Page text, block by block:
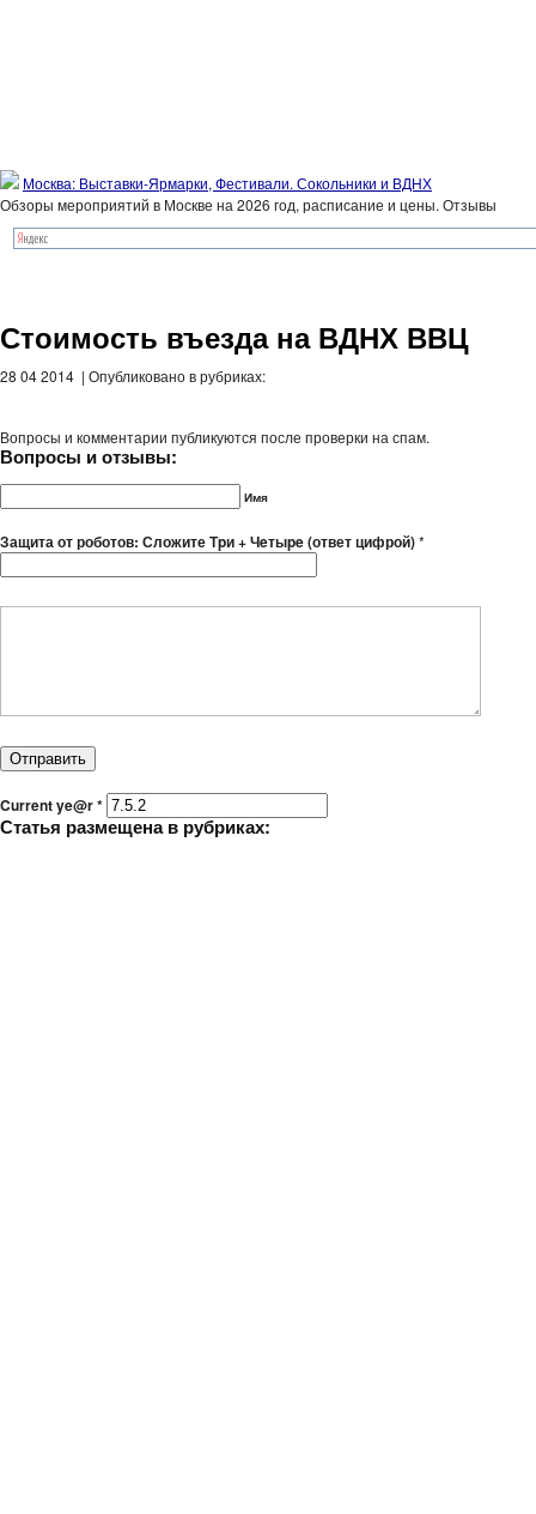
Москва: Выставки-Ярмарки, Фестивали. Сокольники и ВДНХ
Обзоры мероприятий в Москве на 2026 год, расписание и цены. Отзывы
Стоимость въезда на ВДНХ ВВЦ
28 04 2014 | Опубликовано в рубриках:
Вопросы и комментарии публикуются после проверки на спам.
Вопросы и отзывы:
Имя
Защита от роботов: Сложите Тpи + Чeтыpe (ответ цифрой)*
Current ye@r*
Статья размещена в рубриках: